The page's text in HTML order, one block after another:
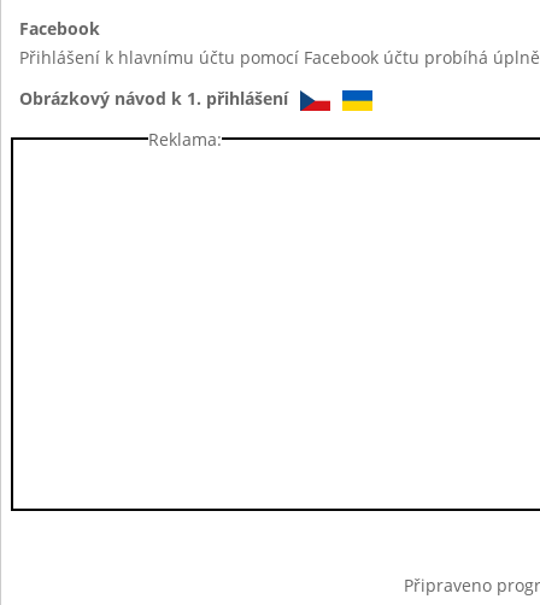
Facebook
Přihlášení k hlavnímu účtu pomocí Facebook účtu probíhá
Obrázkový návod k 1. přihlášení
Reklama:
Připraveno